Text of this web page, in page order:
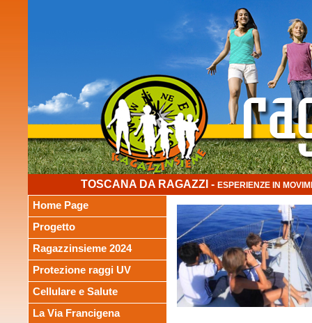
TOSCANA DA RAGAZZI - ESPERIENZE IN
Home Page
Progetto
Ragazzinsieme 2024
Protezione raggi UV
Cellulare e Salute
La Via Francigena